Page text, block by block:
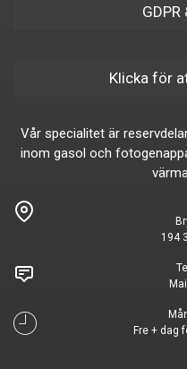
GDPR
Klicka för
Vår specialitet är
inom gasol och
194
Fre + dag